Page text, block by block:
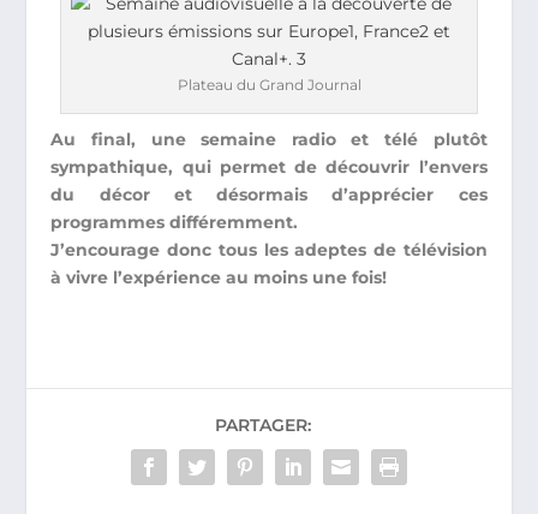
Plateau du Grand Journal
Au final, une semaine radio et télé plutôt
sympathique, qui permet de découvrir l’envers
du décor et désormais d’apprécier ces
programmes différemment.
J’encourage donc tous les adeptes de télévision
à vivre l’expérience au moins une fois!
PARTAGER: